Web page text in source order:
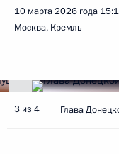
10 марта 2026 года
Москва, Кремль
3 из 4 Глава